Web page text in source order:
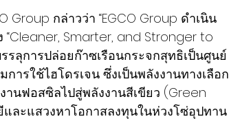
กล่าวว่า “EGCO Group ดำเนิน
“Cleaner, Smarter, and Stronger to
รลุการปล่อยก๊าซเรือนกระจกสุทธิเป็นศูนย์
ารใช้ไฮโดรเจน ซึ่งเป็นพลังงานทางเลือก
นฟอสซิลไปสู่พลังงานสีเขียว (Green
ละแสวงหาโอกาสลงทุนในห่วงโซ่อุปทาน